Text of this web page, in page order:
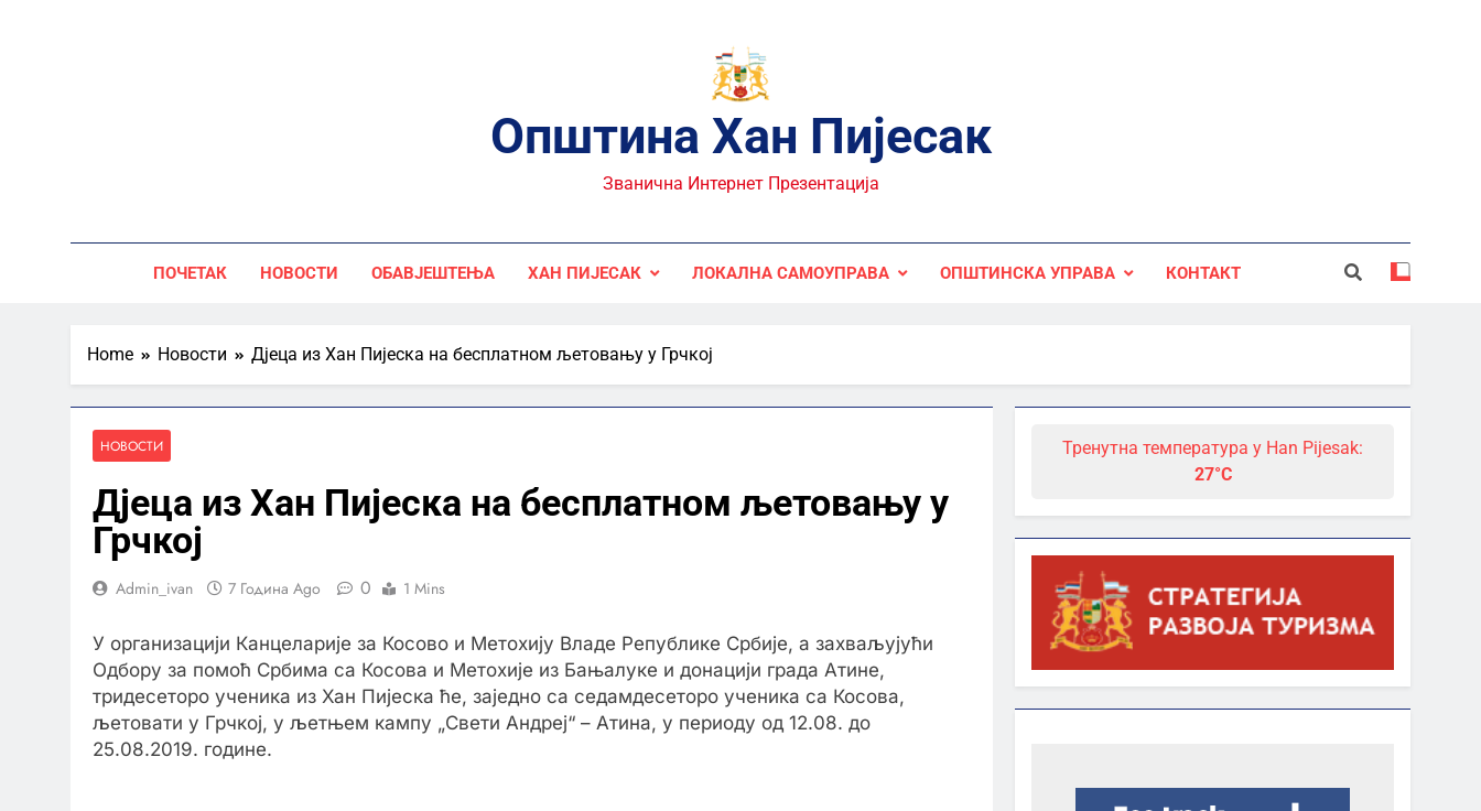
Општина Хан Пијесак
Званична Интернет Презентација
ПОЧЕТАК НОВОСТИ ОБАВЈЕШТЕЊА ХАН ПИЈЕСАК ЛОКАЛНА САМОУПРАВА ОПШТИНСКА УПРАВА КОНТАКТ
Home Новости Дјеца из Хан Пијеска на бесплатном љетовању у Грчкој
НОВОСТИ
Дјеца из Хан Пијеска на бесплатном љетовању у
Грчкој
Admin_ivan 7 Година Ago 0 1 Mins
У организацији Канцеларије за Косово и Метохију Владе Републике Србије, а захваљујући
Одбору за помоћ Србима са Косова и Метохије из Бањалуке и донацији града Атине,
тридесеторо ученика из Хан Пијеска ће, заједно са седамдесеторо ученика са Косова,
љетовати у Грчкој, у љетњем кампу „Свети Андреј“ – Атина, у периоду од 12.08. до
25.08.2019. године.
Тренутна температура у Han Pijesak:
27°C